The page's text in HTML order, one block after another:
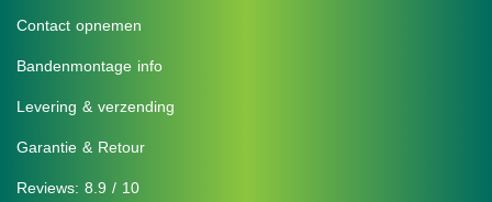
Contact opnemen
Bandenmontage info
Levering & verzending
Garantie & Retour
Reviews: 8.9 / 10